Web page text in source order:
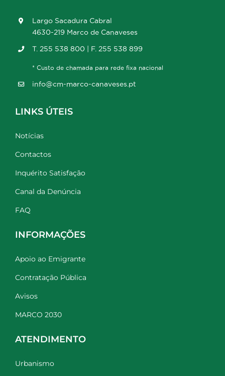
Largo Sacadura Cabral
4630-219 Marco de Canaveses
T. 255 538 800 | F. 255 538 899
* Custo de chamada para rede fixa nacional
info@cm-marco-canaveses.pt
LINKS ÚTEIS
Notícias
Contactos
Inquérito Satisfação
Canal da Denúncia
FAQ
INFORMAÇÕES
Apoio ao Emigrante
Contratação Pública
Avisos
MARCO 2030
ATENDIMENTO
Urbanismo